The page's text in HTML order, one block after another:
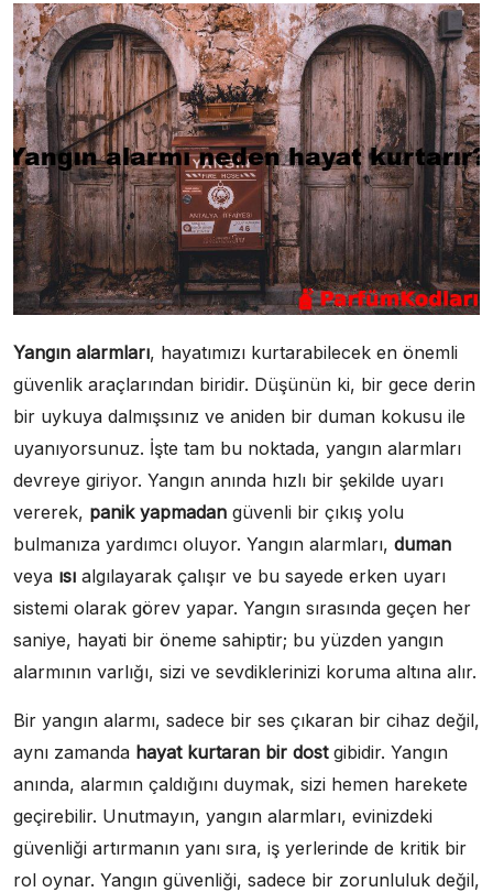
Yangın alarmları, hayatımızı kurtarabilecek en önemli
güvenlik araçlarından biridir. Düşünün ki, bir gece derin
bir uykuya dalmışsınız ve aniden bir duman kokusu ile
uyanıyorsunuz. İşte tam bu noktada, yangın alarmları
devreye giriyor. Yangın anında hızlı bir şekilde uyarı
vererek, panik yapmadan güvenli bir çıkış yolu
bulmanıza yardımcı oluyor. Yangın alarmları, duman
veya ısı algılayarak çalışır ve bu sayede erken uyarı
sistemi olarak görev yapar. Yangın sırasında geçen her
saniye, hayati bir öneme sahiptir; bu yüzden yangın
alarmının varlığı, sizi ve sevdiklerinizi koruma altına alır.
Bir yangın alarmı, sadece bir ses çıkaran bir cihaz değil,
aynı zamanda hayat kurtaran bir dostgibidir. Yangın
anında, alarmın çaldığını duymak, sizi hemen harekete
geçirebilir. Unutmayın, yangın alarmları, evinizdeki
güvenliği artırmanın yanı sıra, iş yerlerinde de kritik bir
rol oynar. Yangın güvenliği, sadece bir zorunluluk değil,